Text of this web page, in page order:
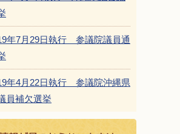
年7月29日執行 参議院議員通
年4月22日執行 参議院沖縄県
員補欠選挙